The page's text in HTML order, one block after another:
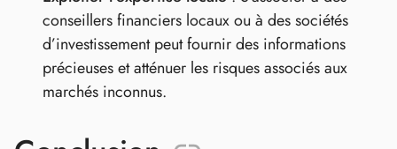
conseillers financiers locaux ou à des sociétés
d’investissement peut fournir des informations
précieuses et atténuer les risques associés aux
marchés inconnus.